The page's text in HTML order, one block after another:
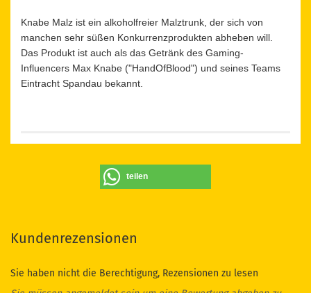
Knabe Malz ist ein alkoholfreier Malztrunk, der sich von
manchen sehr süßen Konkurrenzprodukten abheben will.
Das Produkt ist auch als das Getränk des Gaming-
Influencers Max Knabe ("HandOfBlood") und seines Teams
Eintracht Spandau bekannt.
teilen
Kundenrezensionen
Sie haben nicht die Berechtigung, Rezensionen zu lesen